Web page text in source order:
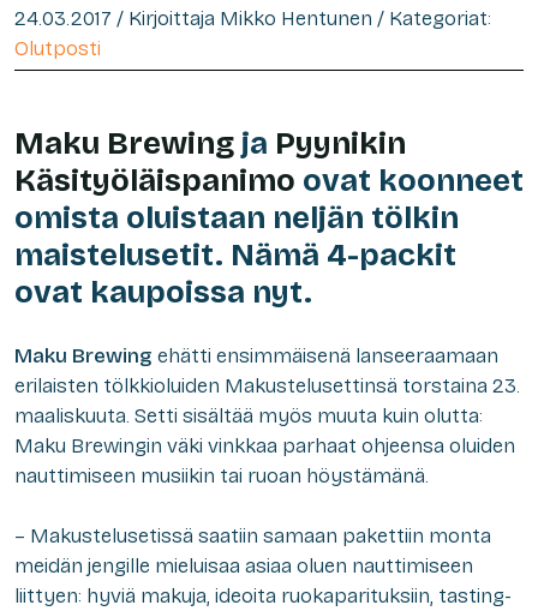
24.03.2017 / Kirjoittaja Mikko Hentunen / Kategoriat:
Olutposti
Maku Brewing ja Pyynikin
Käsityöläispanimo ovat koonneet
omista oluistaan neljän tölkin
maistelusetit. Nämä 4-packit
ovat kaupoissa nyt.
Maku Brewing ehätti ensimmäisenä lanseeraamaan
erilaisten tölkkioluiden Makustelusettinsä torstaina 23.
maaliskuuta. Setti sisältää myös muuta kuin olutta:
Maku Brewingin väki vinkkaa parhaat ohjeensa oluiden
nauttimiseen musiikin tai ruoan höystämänä.
– Makustelusetissä saatiin samaan pakettiin monta
meidän jengille mieluisaa asiaa oluen nauttimiseen
liittyen: hyviä makuja, ideoita ruokaparituksiin, tasting-